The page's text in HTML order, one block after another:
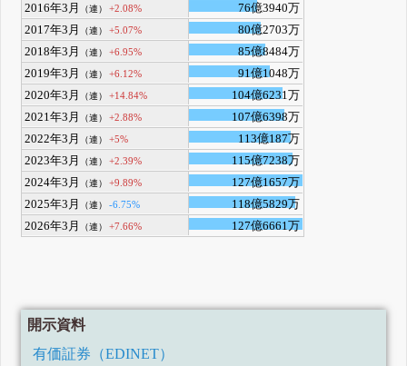
2016年3月
（連） +2.08%
76億3940万
2017年3月
（連） +5.07%
80億2703万
2018年3月
（連） +6.95%
85億8484万
2019年3月
（連） +6.12%
91億1048万
2020年3月
（連） +14.84%
104億6231万
2021年3月
（連） +2.88%
107億6398万
2022年3月
（連） +5%
113億187万
2023年3月
（連） +2.39%
115億7238万
2024年3月
（連） +9.89%
127億1657万
2025年3月
（連） -6.75%
118億5829万
2026年3月
（連） +7.66% 127億6661万
開示資料
有価証券（EDINET）